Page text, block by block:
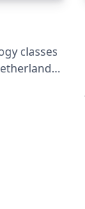
classes